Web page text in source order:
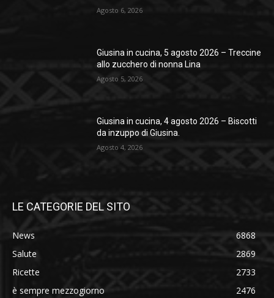
Agosto 6, 2026
Giusina in cucina, 5 agosto 2026 – Treccine
allo zucchero di nonna Lina
Agosto 5, 2026
Giusina in cucina, 4 agosto 2026 – Biscotti
da inzuppo di Giusina.
Agosto 4, 2026
LE CATEGORIE DEL SITO
News
6868
Salute
2869
Ricette
2733
è sempre mezzogiorno
2476